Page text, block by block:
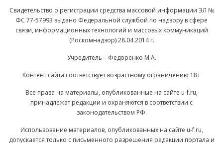
Свидетельство о регистрации средства массовой информации ЭЛ №
ФС 77-57993 выдано Федеральной службой по надзору в сфере
связи, информационных технологий и массовых коммуникаций
(Роскомнадзор) 28.04.2014 г.
Учредитель – Федоренко М.А.
Контент сайта соответствует возрастному ограничению 18+
Все права на материалы, опубликованные на сайте u-f.ru,
принадлежат редакции и охраняются в соответствии с
законодательством РФ.
Использование материалов, опубликованных на сайте u-f.ru,
допускается только с письменного разрешения редакции портала и